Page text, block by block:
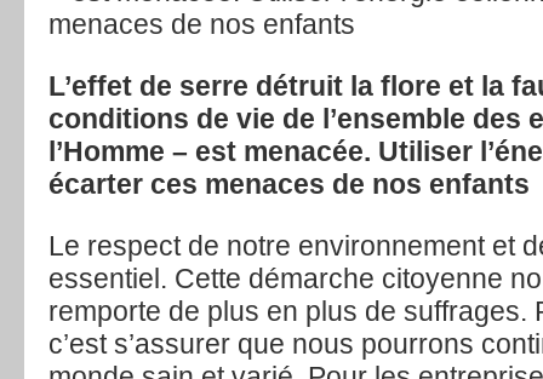
menaces de nos enfants
L’effet de serre détruit la flore et la
conditions de vie de l’ensemble des
l’Homme – est menacée. Utiliser
écarter ces menaces de nos enfants
Le respect de notre environnement et
essentiel. Cette démarche citoyenne
remporte de plus en plus de suffrages.
c’est s’assurer que nous pourrons